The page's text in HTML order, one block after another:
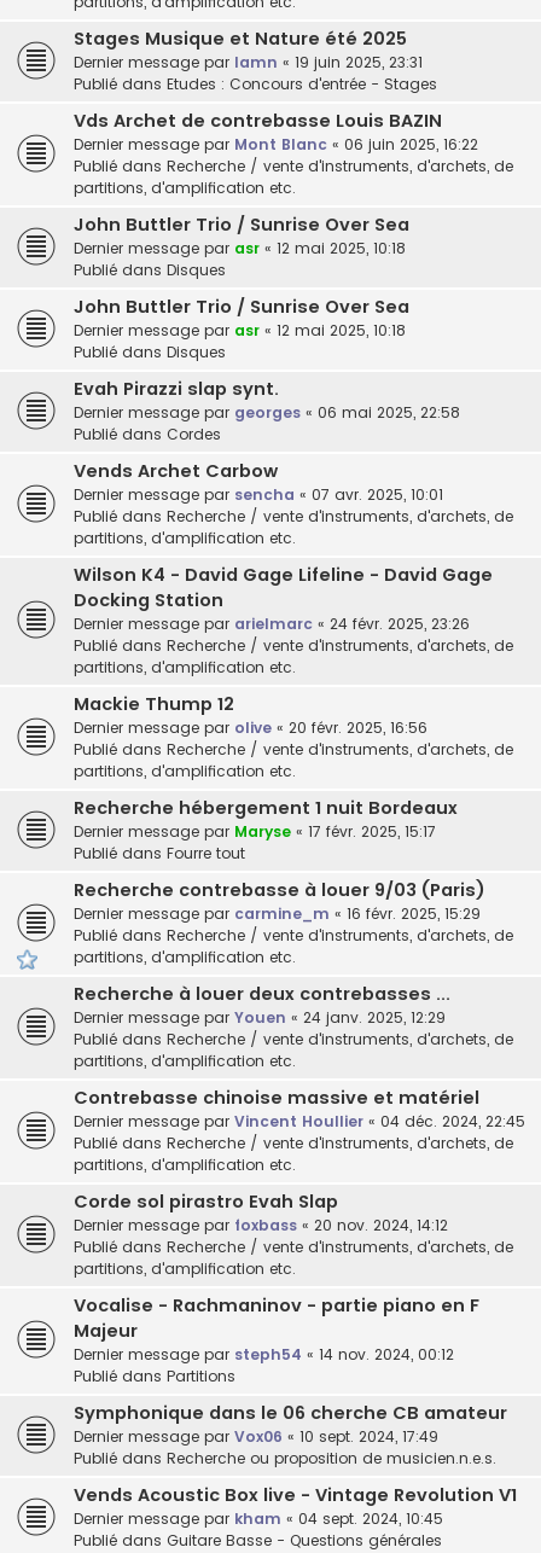
Stages Musique et Nature été 2025
Dernier message par lamn « 19 juin 2025, 23:31
Publié dans Etudes : Concours d'entrée - Stages
Vds Archet de contrebasse Louis BAZIN
Dernier message par Mont Blanc « 06 juin 2025, 16:22
Publié dans Recherche / vente d'instruments, d'archets, de
partitions, d'amplification etc.
John Buttler Trio / Sunrise Over Sea
Dernier message par asr « 12 mai 2025, 10:18
Publié dans Disques
John Buttler Trio / Sunrise Over Sea
Dernier message par asr « 12 mai 2025, 10:18
Publié dans Disques
Evah Pirazzi slap synt.
Dernier message par georges « 06 mai 2025, 22:58
Publié dans Cordes
Vends Archet Carbow
Dernier message par sencha « 07 avr. 2025, 10:01
Publié dans Recherche / vente d'instruments, d'archets, de
partitions, d'amplification etc.
Wilson K4 - David Gage Lifeline - David Gage
Docking Station
Dernier message par arielmarc « 24 févr. 2025, 23:26
Publié dans Recherche / vente d'instruments, d'archets, de
partitions, d'amplification etc.
Mackie Thump 12
Dernier message par olive « 20 févr. 2025, 16:56
Publié dans Recherche / vente d'instruments, d'archets, de
partitions, d'amplification etc.
Recherche hébergement 1 nuit Bordeaux
Dernier message par Maryse « 17 févr. 2025, 15:17
Publié dans Fourre tout
Recherche contrebasse à louer 9/03 (Paris)
Dernier message par carmine_m « 16 févr. 2025, 15:29
Publié dans Recherche / vente d'instruments, d'archets, de
partitions, d'amplification etc.
Recherche à louer deux contrebasses ...
Dernier message par Youen « 24 janv. 2025, 12:29
Publié dans Recherche / vente d'instruments, d'archets, de
partitions, d'amplification etc.
Contrebasse chinoise massive et matériel
Dernier message par Vincent Houllier « 04 déc. 2024, 22:45
Publié dans Recherche / vente d'instruments, d'archets, de
partitions, d'amplification etc.
Corde sol pirastro Evah Slap
Dernier message par foxbass « 20 nov. 2024, 14:12
Publié dans Recherche / vente d'instruments, d'archets, de
partitions, d'amplification etc.
Vocalise - Rachmaninov - partie piano en F
Majeur
Dernier message par steph54 « 14 nov. 2024, 00:12
Publié dans Partitions
Symphonique dans le 06 cherche CB amateur
Dernier message par Vox06 « 10 sept. 2024, 17:49
Publié dans Recherche ou proposition de musicien.n.e.s.
Vends Acoustic Box live - Vintage Revolution V1
Dernier message par kham « 04 sept. 2024, 10:45
Publié dans Guitare Basse - Questions générales